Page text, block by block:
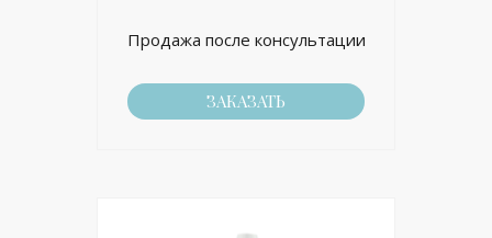
Продажа после консультации
ЗАКАЗАТЬ